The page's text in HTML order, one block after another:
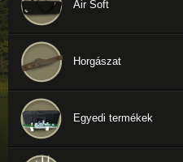
Air Soft
Horgászat
Egyedi termékek